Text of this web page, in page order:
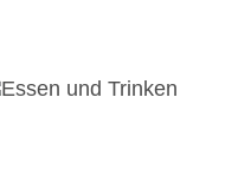
16, Zimmer: 525